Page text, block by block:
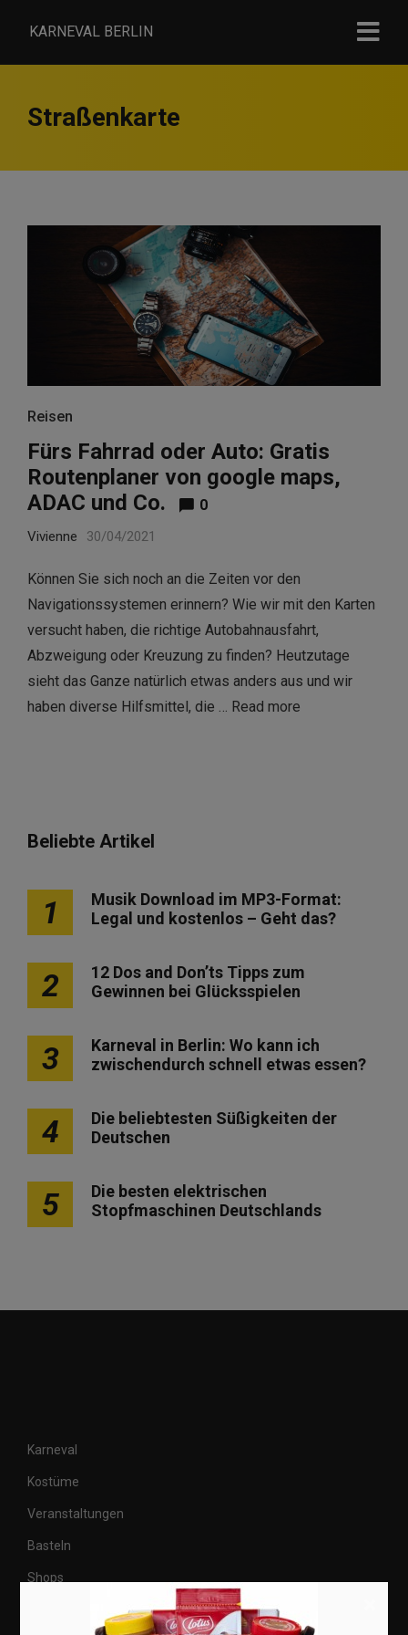
KARNEVAL BERLIN
Straßenkarte
Reisen
Fürs Fahrrad oder Auto: Gratis
Routenplaner von google maps,
ADAC und Co.
0
Vivienne 30/04/2021
Können Sie sich noch an die Zeiten vor den
Navigationssystemen erinnern? Wie wir mit den Karten
versucht haben, die richtige Autobahnausfahrt,
Abzweigung oder Kreuzung zu finden? Heutzutage
sieht das Ganze natürlich etwas anders aus und wir
haben diverse Hilfsmittel, die … Read more
Beliebte Artikel
1
Musik Download im MP3-Format:
Legal und kostenlos – Geht das?
2
12 Dos and Don’ts Tipps zum
Gewinnen bei Glücksspielen
3
Karneval in Berlin: Wo kann ich
zwischendurch schnell etwas essen?
4
Die beliebtesten Süßigkeiten der
Deutschen
5
Die besten elektrischen
Stopfmaschinen Deutschlands
Karneval
Kostüme
Veranstaltungen
Basteln
Shops